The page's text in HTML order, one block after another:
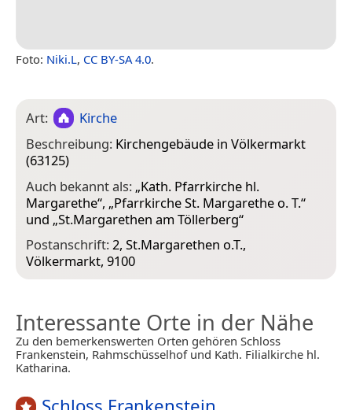
Foto: Niki.L, CC BY-SA 4.0.
Art:
Kirche
Beschreibung: Kirchengebäude in Völkermarkt
(63125)
Auch bekannt als: „Kath. Pfarrkirche hl.
Margarethe“, „Pfarrkirche St. Margarethe o. T.“
und „St.Margarethen am Töllerberg“
Postanschrift:2, St.Margarethen o.T.,
Völkermarkt, 9100
Interessante Orte in der Nähe
Zu den bemerkenswerten Orten gehören Schloss
Frankenstein, Rahmschüsselhof und Kath. Filialkirche hl.
Katharina.